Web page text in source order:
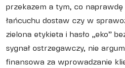
przekazem a tym, co
łańcuchu dostaw czy w
zielona etykieta i hasło „eko”
sygnał ostrzegawczy, nie
finansowa za wprowadzanie